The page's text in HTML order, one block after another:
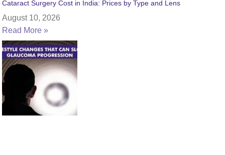
Cataract Surgery Cost in India: Prices by Type and Lens
August 10, 2026
Read More »